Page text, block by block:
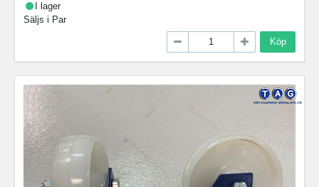
I lager
Säljs i Par
Köp